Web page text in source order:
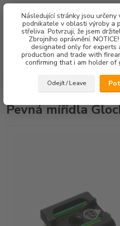
Následující stránky jsou určeny
podnikatele v oblasti výroby a
střeliva. Potvrzuji, že jsem
Zbrojního oprávnění.
designated only for experts
production and trade with
confirming that i am holder of
Odejít / Leave
Pevná mířidla Glock FO
Pevná mířidla